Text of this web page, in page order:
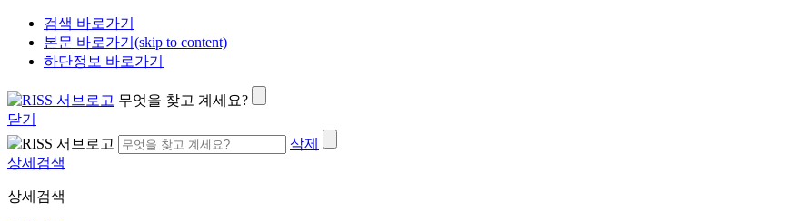
검색 바로가기
본문 바로가기(skip to content)
하단정보 바로가기
무엇을 찾고 계세요?
닫기
삭제
상세검색
상세검색